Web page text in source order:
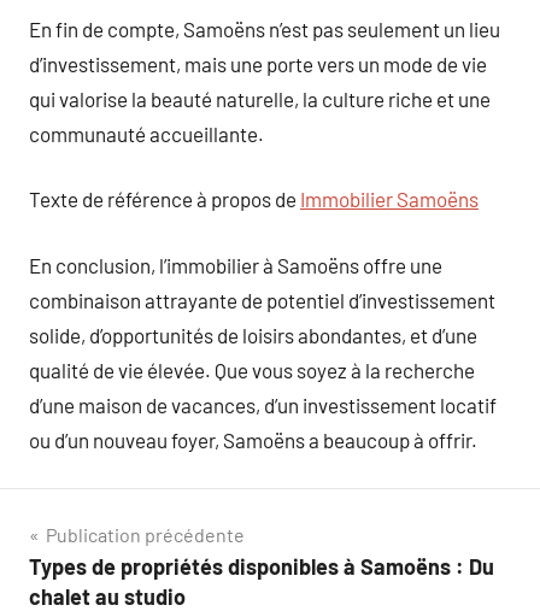
En fin de compte, Samoëns n’est pas seulement un lieu
d’investissement, mais une porte vers un mode de vie
qui valorise la beauté naturelle, la culture riche et une
communauté accueillante.
Texte de référence à propos de Immobilier Samoëns
En conclusion, l’immobilier à Samoëns offre une
combinaison attrayante de potentiel d’investissement
solide, d’opportunités de loisirs abondantes, et d’une
qualité de vie élevée. Que vous soyez à la recherche
d’une maison de vacances, d’un investissement locatif
ou d’un nouveau foyer, Samoëns a beaucoup à offrir.
Navigation
de
Publication précédente
Types de propriétés disponibles à Samoëns : Du
chalet au studio